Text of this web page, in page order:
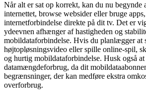
Når alt er sat op korrekt, kan du nu begynde
internettet, browse websider eller bruge
internetforbindelse direkte på dit tv. Det er
ydeevnen afhænger af hastigheden og
mobildataforbindelse. Hvis du planlægger at
højtopløsningsvideo eller spille online-spil,
og hurtig mobildataforbindelse. Husk også
datamængdeforbrug, da dit
begrænsninger, der kan medføre ekstra
overforbrug.